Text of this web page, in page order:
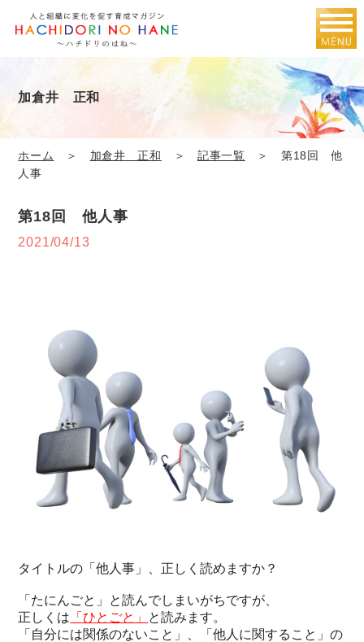
加倉井 正和
ホーム ＞ 加倉井 正和 ＞ 記事一覧 ＞ 第18回 他
人事
第18回 他人事
2021/04/13
タイトルの「他人事」、正しく読めますか？
「たにんごと」と読んでしまいがちですが、
正しくは 「ひとごと」 と読みます。
「自分には関係のないこと」、「他人に関すること」の